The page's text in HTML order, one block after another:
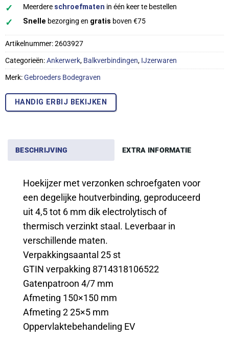
✓ Meerdere schroefmaten in één keer te bestellen
✓ Snelle bezorging en gratis boven €75
Artikelnummer:2603927
Categorieën:Ankerwerk, Balkverbindingen, IJzerwaren
Merk:Gebroeders Bodegraven
HANDIG ERBIJ BEKIJKEN
BESCHRIJVING EXTRA INFORMATIE
Hoekijzer met verzonken schroefgaten voor
een degelijke houtverbinding, geproduceerd
uit 4,5 tot 6 mm dik electrolytisch of
thermisch verzinkt staal. Leverbaar in
verschillende maten.
Verpakkingsaantal 25 st
GTIN verpakking 8714318106522
Gatenpatroon 4/7 mm
Afmeting 150×150 mm
Afmeting 2 25×5 mm
Oppervlaktebehandeling EV